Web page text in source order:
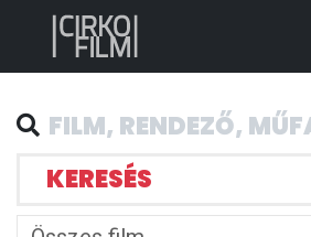
KERESÉS